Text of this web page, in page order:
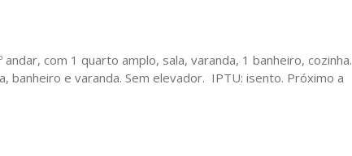
com 1 quarto amplo, sala, varanda, 1 banheiro, cozinha.
banheiro e varanda. Sem elevador. IPTU: isento. Próximo a